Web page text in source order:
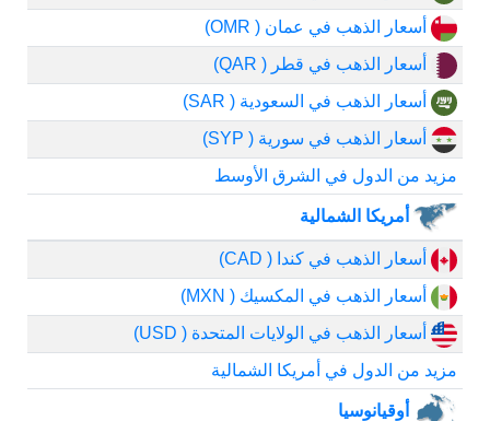
أسعار الذهب في عمان ( OMR)
أسعار الذهب في قطر ( QAR)
أسعار الذهب في السعودية ( SAR)
أسعار الذهب في سورية ( SYP)
مزيد من الدول في الشرق الأوسط
أمريكا الشمالية
أسعار الذهب في كندا ( CAD)
أسعار الذهب في المكسيك ( MXN)
أسعار الذهب في الولايات المتحدة ( USD)
مزيد من الدول في أمريكا الشمالية
أوقيانوسيا